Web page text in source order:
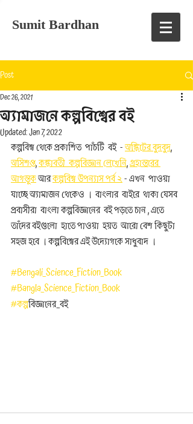
Sumit Bardhan
Post
অ্যামাজনে কল্পবিশ্বের বই
Dec 26, 2021
Updated:Jan 7, 2022
কল্পবিশ্ব থেকে প্রকাশিত  পাঁচটি  বই  - অঙ্কিটের বুদবুদ,
অসিশপ্ত, কঙ্কাবতী  কল্পবিজ্ঞান লেখেনি, গ্রহান্তরের
আগন্তুক আর কল্পবিশ্ব উপন্যাস পর্ব ২ - এখন  পাওয়া
যাচ্ছে অ্যামাজন থেকেও ।  বাংলার  বাইরে  থাকা যেসব
প্রবাসীরা  বাংলা কল্পবিজ্ঞানের  বই পড়তে চান , এতে
তাঁদের বইগুলো  হাতে পাওয়া  হয়ত  আরো বেশ কিছুটা
সহজ হবে । কল্পবিশ্বের এই উদ্যোগকে সাধুবাদ ।
#Bengali_Science_Fiction_Book
#Bangla_Science_Fiction_Book
#কল্পবিজ্ঞানের_বই